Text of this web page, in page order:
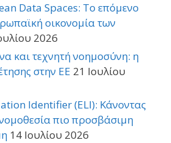
Data Spaces: Το επόμενο
οικονομία των
2026
και τεχνητή νοημοσύνη: η
στην ΕΕ 21 Ιουλίου
Identifier (ELI): Κάνοντας
πιο προσβάσιμη
14 Ιουλίου 2026